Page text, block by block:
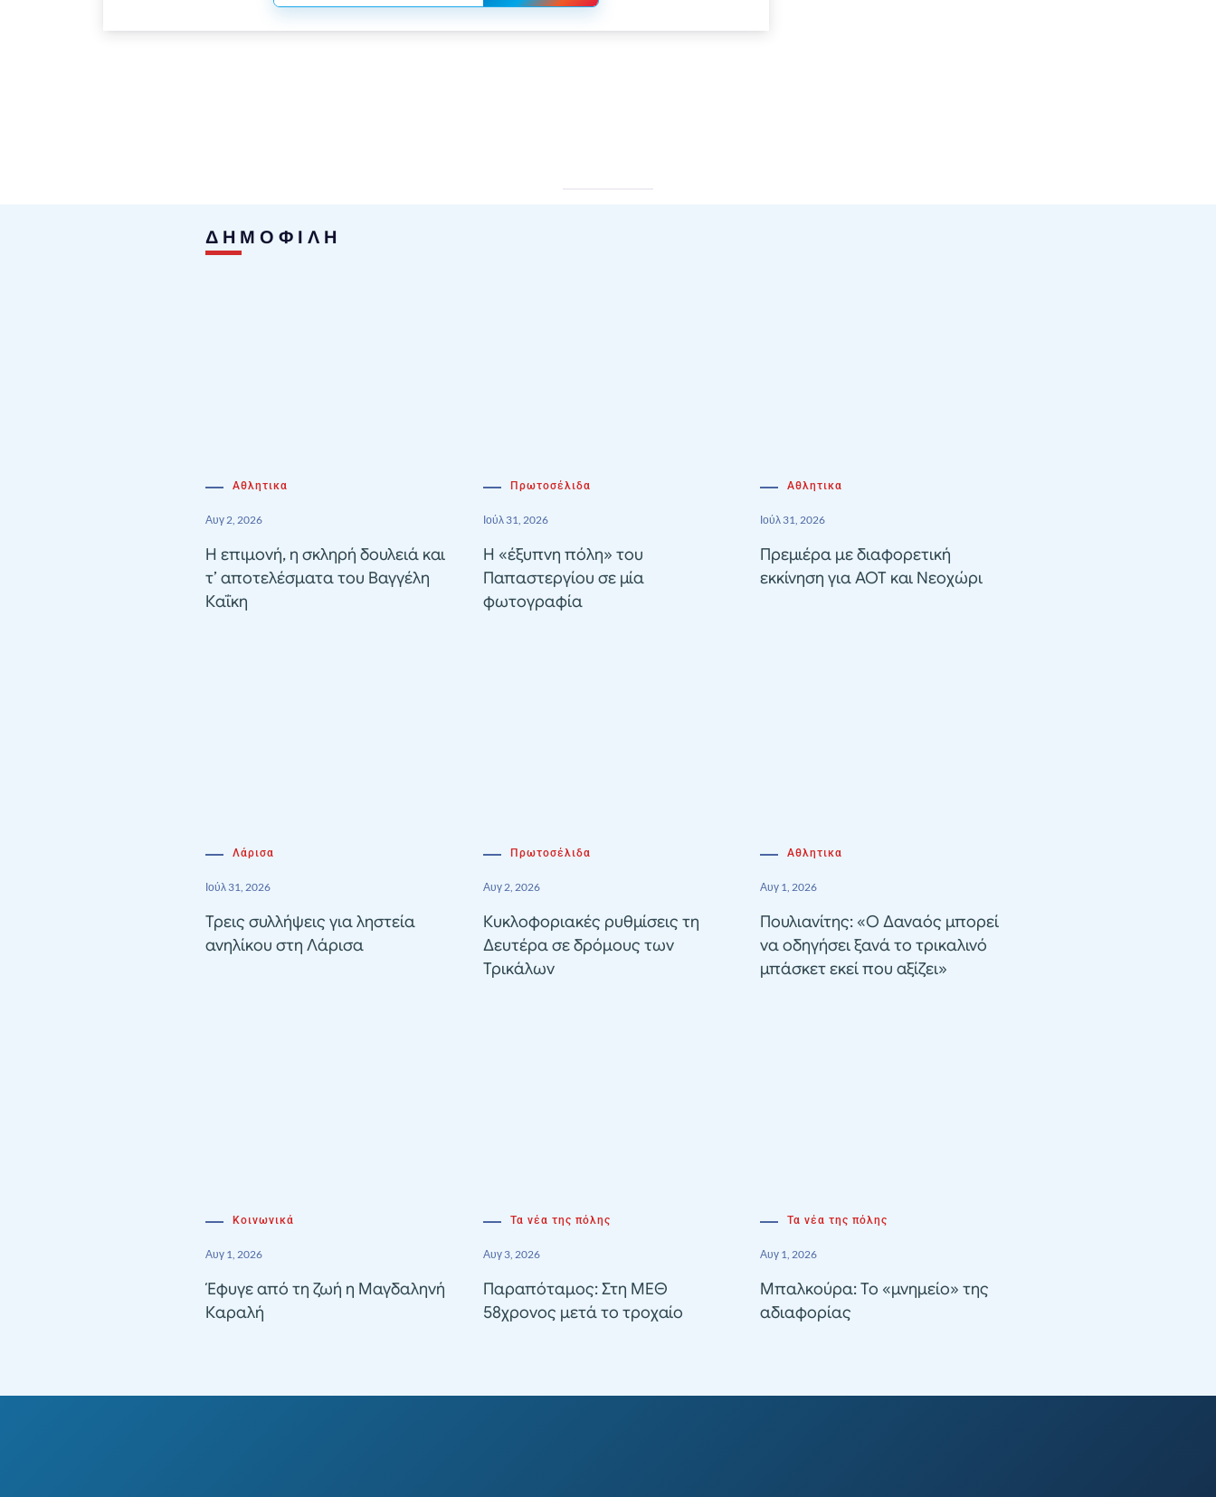
ΔΗΜΟΦΙΛΗ
Αθλητικα
Αυγ 2, 2026
Η επιμονή, η σκληρή δουλειά και
τ’ αποτελέσματα του Βαγγέλη
Καΐκη
Πρωτοσέλιδα
Ιούλ 31, 2026
Η «έξυπνη πόλη» του
Παπαστεργίου σε μία
φωτογραφία
Αθλητικα
Ιούλ 31, 2026
Πρεμιέρα με διαφορετική
εκκίνηση για ΑΟΤ και Νεοχώρι
Λάρισα
Ιούλ 31, 2026
Τρεις συλλήψεις για ληστεία
ανηλίκου στη Λάρισα
Πρωτοσέλιδα
Αυγ 2, 2026
Κυκλοφοριακές ρυθμίσεις τη
Δευτέρα σε δρόμους των
Τρικάλων
Αθλητικα
Αυγ 1, 2026
Πουλιανίτης: «Ο Δαναός μπορεί
να οδηγήσει ξανά το τρικαλινό
μπάσκετ εκεί που αξίζει»
Κοινωνικά
Αυγ 1, 2026
Έφυγε από τη ζωή η Μαγδαληνή
Καραλή
Τα νέα της πόλης
Αυγ 3, 2026
Παραπόταμος: Στη ΜΕΘ
58χρονος μετά το τροχαίο
Τα νέα της πόλης
Αυγ 1, 2026
Μπαλκούρα: Το «μνημείο» της
αδιαφορίας